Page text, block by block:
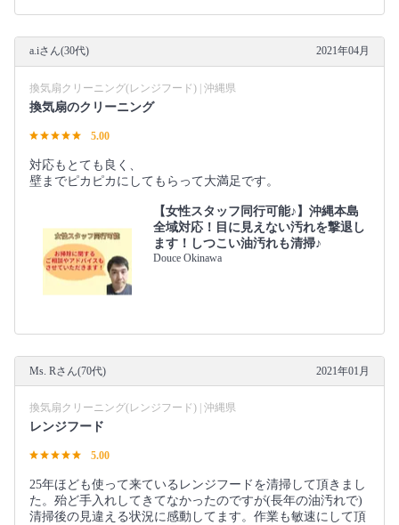
a.iさん(30代) 2021年04月
換気扇クリーニング(レンジフード) | 沖縄県
換気扇のクリーニング
5.00
対応もとても良く、
壁までピカピカにしてもらって大満足です。
【女性スタッフ同行可能♪】沖縄本島
全域対応！目に見えない汚れを撃退し
ます！しつこい油汚れも清掃♪
Douce Okinawa
Ms. Rさん(70代) 2021年01月
換気扇クリーニング(レンジフード) | 沖縄県
レンジフード
5.00
25年ほども使って来ているレンジフードを清掃して頂きまし
た。殆ど手入れしてきてなかったのですが(長年の油汚れで)
清掃後の見違える状況に感動してます。作業も敏速にして頂